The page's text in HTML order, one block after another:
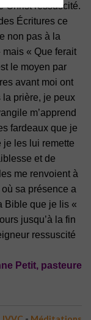
Christ ressuscité.
Écritures ce
non pas à la
« Que ferait
le moyen par
avant moi ont
la prière, je peux
m’apprend
fardeaux que je
je les lui remette
et de
me renvoient à
sa présence a
Bible que je lis «
jusqu’à la fin
ressuscité
Petit, pasteure